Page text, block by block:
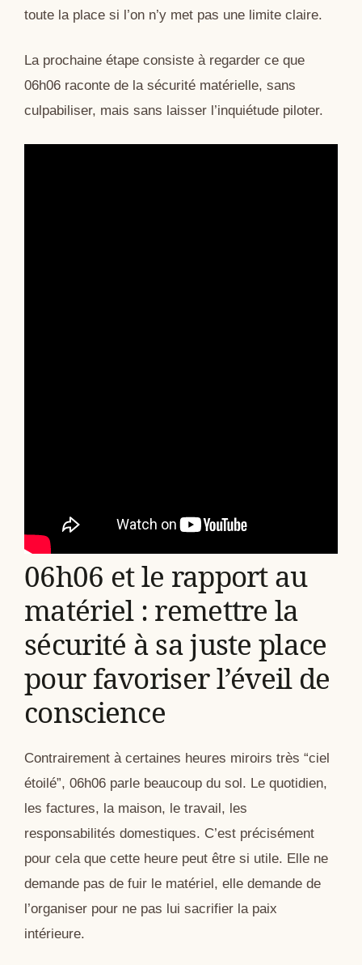
toute la place si l’on n’y met pas une limite claire.
La prochaine étape consiste à regarder ce que
06h06 raconte de la sécurité matérielle, sans
culpabiliser, mais sans laisser l’inquiétude piloter.
06h06 et le rapport au
matériel : remettre la
sécurité à sa juste place
pour favoriser l’éveil de
conscience
Contrairement à certaines heures miroirs très “ciel
étoilé”, 06h06 parle beaucoup du sol. Le quotidien,
les factures, la maison, le travail, les
responsabilités domestiques. C’est précisément
pour cela que cette heure peut être si utile. Elle ne
demande pas de fuir le matériel, elle demande de
l’organiser pour ne pas lui sacrifier la paix
intérieure.